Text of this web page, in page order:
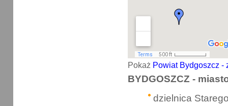
Pokaż Powiat Bydgoszcz -
BYDGOSZCZ -
dzielnica